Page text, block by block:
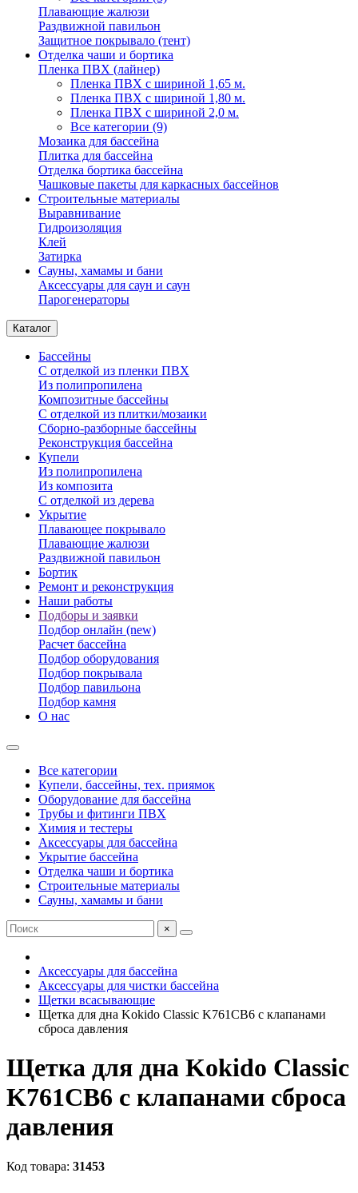
Плавающие жалюзи
Раздвижной павильон
Защитное покрывало (тент)
Отделка чаши и бортика
Пленка ПВХ (лайнер)
Пленка ПВХ с шириной 1,65 м.
Пленка ПВХ с шириной 1,80 м.
Пленка ПВХ с шириной 2,0 м.
Все категории (9)
Мозаика для бассейна
Плитка для бассейна
Отделка бортика бассейна
Чашковые пакеты для каркасных бассейнов
Строительные материалы
Выравнивание
Гидроизоляция
Клей
Затирка
Сауны, хамамы и бани
Аксессуары для саун и саун
Парогенераторы
Каталог
Бассейны
С отделкой из пленки ПВХ
Из полипропилена
Композитные бассейны
С отделкой из плитки/мозаики
Сборно-разборные бассейны
Реконструкция бассейна
Купели
Из полипропилена
Из композита
С отделкой из дерева
Укрытие
Плавающее покрывало
Плавающие жалюзи
Раздвижной павильон
Бортик
Ремонт и реконструкция
Наши работы
Подборы и заявки
Подбор онлайн (new)
Расчет бассейна
Подбор оборудования
Подбор покрывала
Подбор павильона
Подбор камня
О нас
Все категории
Купели, бассейны, тех. приямок
Оборудование для бассейна
Трубы и фитинги ПВХ
Химия и тестеры
Аксессуары для бассейна
Укрытие бассейна
Отделка чаши и бортика
Строительные материалы
Сауны, хамамы и бани
×
Аксессуары для бассейна
Аксессуары для чистки бассейна
Щетки всасывающие
Щетка для дна Kokido Classic K761CB6 с клапанами
сброса давления
Щетка для дна Kokido Classic
K761CB6 с клапанами сброса
давления
Код товара: 31453